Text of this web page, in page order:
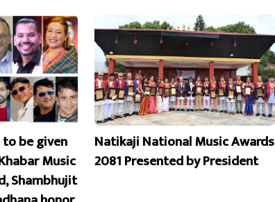
be given
Music
Shambhujit
Natikaji National Music Awards
2081 Presented by President